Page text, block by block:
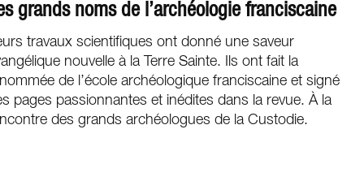
grands noms de l’archéologie franciscaine
travaux scientifiques ont donné une saveur
nouvelle à la Terre Sainte. Ils ont fait la
de l’école archéologique franciscaine et signé
pages passionnantes et inédites dans la revue. À la
des grands archéologues de la Custodie.